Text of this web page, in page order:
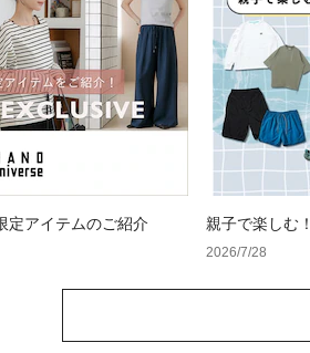
定アイテムのご紹介
親子で楽しむ
で決まり！
2026/7/28